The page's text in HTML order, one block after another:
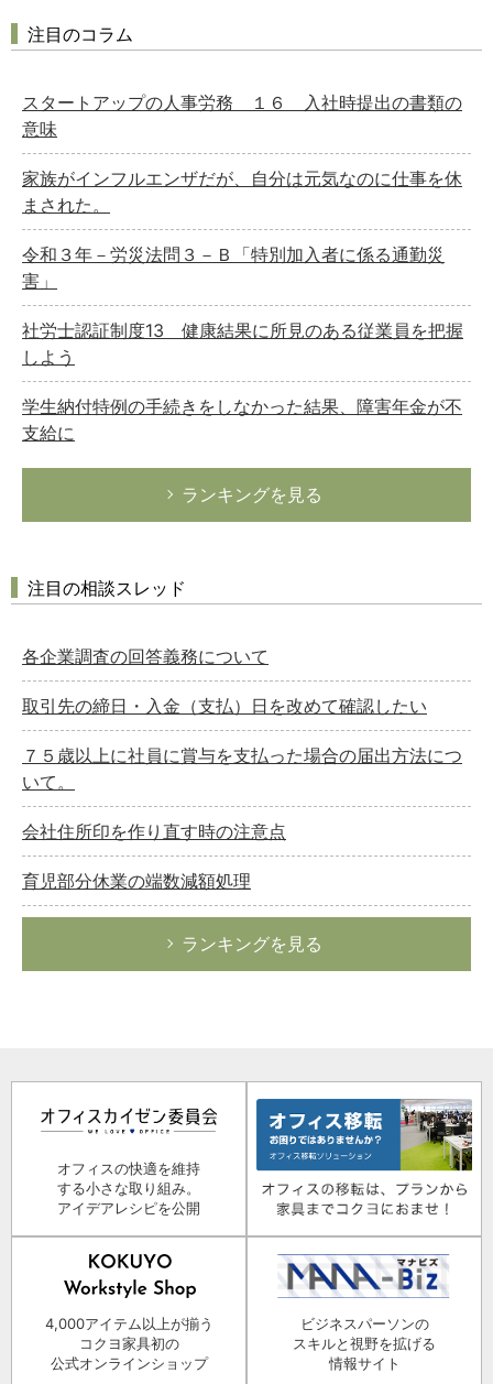
注目のコラム
スタートアップの人事労務 １６ 入社時提出の書類の
意味
家族がインフルエンザだが、自分は元気なのに仕事を休
まされた。
令和３年－労災法問３－Ｂ「特別加入者に係る通勤災
害」
社労士認証制度13 健康結果に所見のある従業員を把握
しよう
学生納付特例の手続きをしなかった結果、障害年金が不
支給に
ランキングを見る
注目の相談スレッド
各企業調査の回答義務について
取引先の締日・入金（支払）日を改めて確認したい
７５歳以上に社員に賞与を支払った場合の届出方法につ
いて。
会社住所印を作り直す時の注意点
育児部分休業の端数減額処理
ランキングを見る
オフィスの快適を維持
する小さな取り組み。
アイデアレシピを公開
4,000アイテム以上が揃う
コクヨ家具初の
公式オンラインショップ
ビジネスパーソンの
スキルと視野を拡げる
情報サイト